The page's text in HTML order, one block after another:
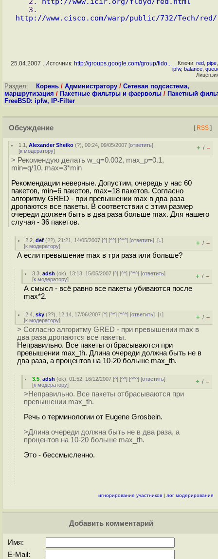
http://www.cisco.com/warp/public/732/Tech/red/
25.04.2007 , Источник: http://groups.google.com/group/fido... Ключи: red pipe
ipfw, balance
Раздел: Корень / Администратору / Сетевая подсистема,
маршрутизация / Пакетные фильтры и фаерволы / Пакетный
FreeBSD: ipfw, IP-Filter
Обсуждение [ RSS ]
1.1 ,Alexander Sheiko (?), 00:24, 09/05/2007 [ответить]
[к модератору] + / –
> Рекомендую делать w_q=0.002, max_p=0.1,
min=q/10, max=3*min
Рекомендации неверные. Допустим, очередь у нас 60
пакетов, min=6 пакетов, max=18 пакетов. Согласно
алгоритму GRED - при превышении max в два раза
дропаются все пакеты. В соответствии с этим размер
очереди должен быть в два раза больше max. Для нашего
случая - 36 пакетов.
2.2 ,def (??), 21:21, 14/05/2007 [^] [^^] [^^^] [ответить][↓]
[к модератору] + / –
А если превышение max в три раза или больше?
3.3 ,adsh (ok), 13:13, 15/05/2007 [^] [^^] [^^^] [ответить]
[к модератору] + / –
А смысл - всё равно все пакеты убиваются после
max*2.
2.4 ,sky (??), 12:14, 17/06/2007 [^] [^^] [^^^] [ответить][↑]
[к модератору] + / –
> Согласно алгоритму GRED - при превышении max в
два раза дропаются все пакеты.
Неправильно. Все пакеты отбрасываются при
превышении max_th. Длина очереди должна быть не в
два раза, а процентов на 10-20 больше max_th.
3.5 ,adsh (ok), 01:52, 16/12/2007 [^] [^^] [^^^] [ответить]
[к модератору] + / –
>Неправильно. Все пакеты отбрасываются при
превышении max_th.
Речь о терминологии от Eugene Grosbein.
>Длина очереди должна быть не в два раза, а
процентов на 10-20 больше max_th.
Это - бессмысленно.
игнорирование участников | лог модерирования
Добавить комментарий
Имя:
E-Mail: